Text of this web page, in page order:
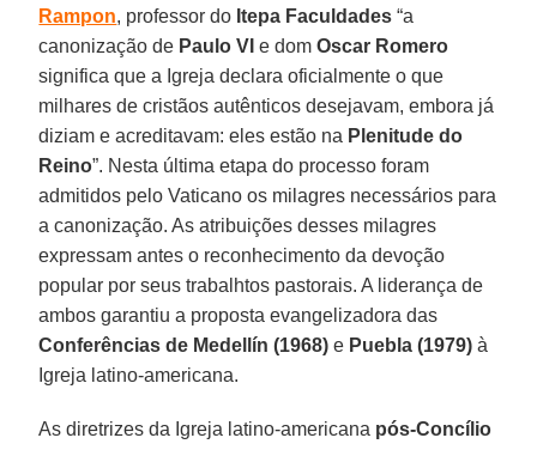
Rampon, professor do Itepa Faculdades “a
canonização de Paulo VI e domOscar Romero
significa que a Igreja declara oficialmente o que
milhares de cristãos autênticos desejavam, embora já
diziam e acreditavam: eles estão na Plenitude do
Reino”. Nesta última etapa do processo foram
admitidos pelo Vaticano os milagres necessários para
a canonização. As atribuições desses milagres
expressam antes o reconhecimento da devoção
popular por seus trabalhtos pastorais. A liderança de
ambos garantiu a proposta evangelizadora das
Conferências de Medellín (1968) e Puebla (1979) à
Igreja latino-americana.
As diretrizes da Igreja latino-americana pós-Concílio